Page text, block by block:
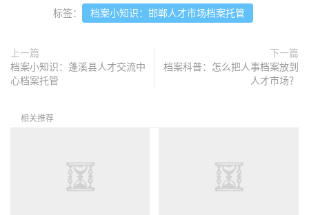
标签： 档案小知识：邯郸人才市场档案托管
上一篇
档案小知识：蓬溪县人才交流中
心档案托管
下一篇
档案科普：怎么把人事档案放到
人才市场？
相关推荐